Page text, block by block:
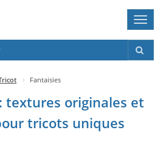
Fantaisies
textures originales et
tricots uniques